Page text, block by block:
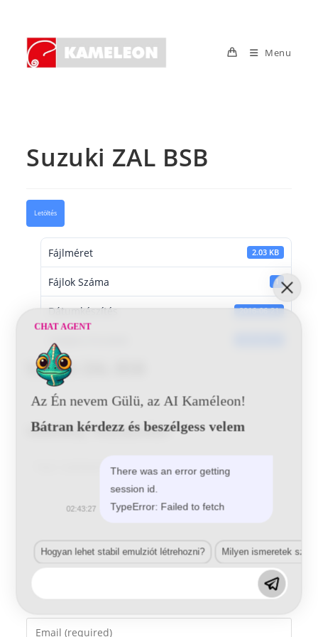
content
Menu
Suzuki ZAL BSB
Letöltés
Fájlméret 2.03 KB
Fájlok Száma 1
Dátumkészítés 2016-06-21
Utoljára frissített
Suzuki ZAL BSB
Vélemény, hozzászólás?
your
name
Enter
CHAT AGENT
Az Én nevem Gülü, az AI Kaméleon!
Bátran kérdezz és beszélgess velem
There was an error getting
session id.
TypeError: Failed to fetch
02:43:27
Hogyan lehet stabil emulziót létrehozni? Milyen ismeretek